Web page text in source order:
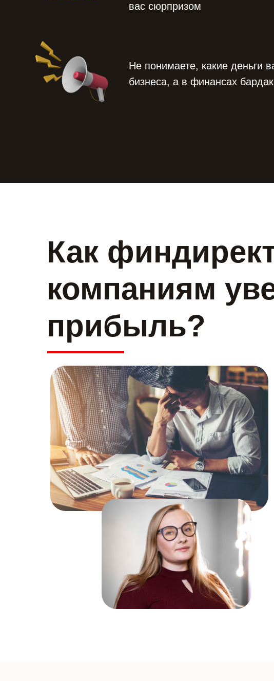
вас сюрпризом
Не понимаете, какие деньги
бизнеса, а в финансах бардак
Как
компаниям
прибыль?